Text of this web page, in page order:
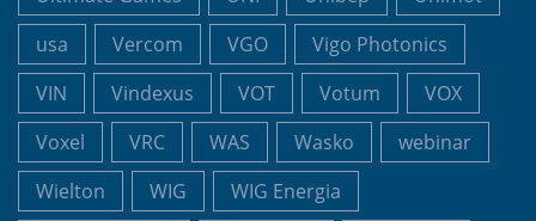
usa
Vercom VGO
Vigo Photonics
VIN
Vindexus VOT Votum
VOX
Voxel
VRC WAS Wasko
webinar
Wielton
WIG
WIG Energia